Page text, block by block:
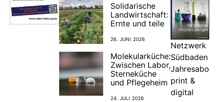
Solidarische
Landwirtschaft:
Ernte und teile
26. JUNI 2026
Molekularküche:
Zwischen Labor,
Sterneküche
und Pflegeheim
24. JULI 2026
Netzwerk
Südbaden
Jahresabo
print &
digital